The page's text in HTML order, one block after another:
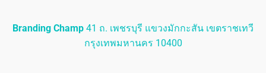
Branding Champ 41 ถ. เพชรบุรี แขวงมักกะสัน เขตราชเทวี
กรุงเทพมหานคร 10400